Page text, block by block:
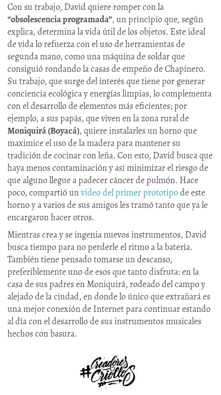
Con su trabajo, David quiere romper con la
“obsolescencia programada”, un principio que, según
explica, determina la vida útil de los objetos. Este ideal
de vida lo refuerza con el uso de herramientas de
segunda mano, como una máquina de soldar que
consiguió rondando la casas de empeño de Chapinero.
Su trabajo, que surge del interés que tiene por generar
conciencia ecológica y energías limpias, lo complementa
con el desarrollo de elementos más eficientes; por
ejemplo, a sus papás, que viven en la zona rural de
Moniquirá (Boyacá), quiere instalarles un horno que
maximice el uso de la madera para mantener su
tradición de cocinar con leña. Con esto, David busca que
haya menos contaminación y así minimizar el riesgo de
que alguno llegue a padecer cáncer de pulmón. Hace
poco, compartió unvideo del primer prototipode este
horno y a varios de sus amigos les tramó tanto que ya le
encargaron hacer otros.
Mientras crea y se ingenia nuevos instrumentos, David
busca tiempo para no perderle el ritmo a la batería.
También tiene pensado tomarse un descanso,
preferiblemente uno de esos que tanto disfruta: en la
casa de sus padres en Moniquirá, rodeado del campo y
alejado de la ciudad, en donde lo único que extrañará es
una mejor conexión de Internet para continuar estando
al día con el desarrollo de sus instrumentos musicales
hechos con basura.